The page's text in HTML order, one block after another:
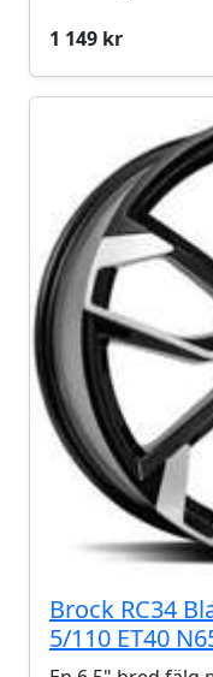
1 149 kr
Brock RC34
5/110 ET40